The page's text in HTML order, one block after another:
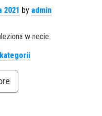
2021 by admin
w necie